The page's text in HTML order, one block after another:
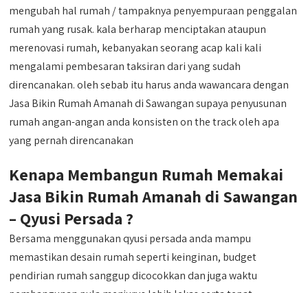
mengubah hal rumah / tampaknya penyempuraan penggalan
rumah yang rusak. kala berharap menciptakan ataupun
merenovasi rumah, kebanyakan seorang acap kali kali
mengalami pembesaran taksiran dari yang sudah
direncanakan. oleh sebab itu harus anda wawancara dengan
Jasa Bikin Rumah Amanah di Sawangan supaya penyusunan
rumah angan-angan anda konsisten on the track oleh apa
yang pernah direncanakan
Kenapa Membangun Rumah Memakai
Jasa Bikin Rumah Amanah di Sawangan
– Qyusi Persada ?
Bersama menggunakan qyusi persada anda mampu
memastikan desain rumah seperti keinginan, budget
pendirian rumah sanggup dicocokkan dan juga waktu